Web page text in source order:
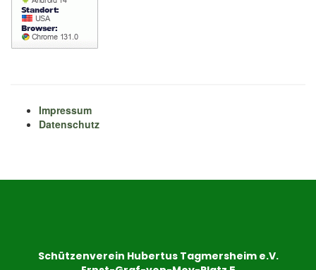
Impressum
Datenschutz
Schützenverein Hubertus Tagmersheim e.V.